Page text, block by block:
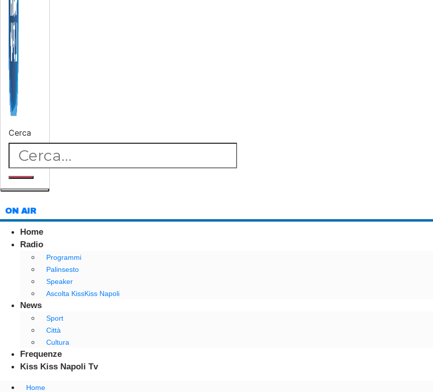
Cerca
ON AIR
Home
Radio
Programmi
Palinsesto
Speaker
Ascolta KissKiss Napoli
News
Sport
Città
Cultura
Frequenze
Kiss Kiss Napoli Tv
Home